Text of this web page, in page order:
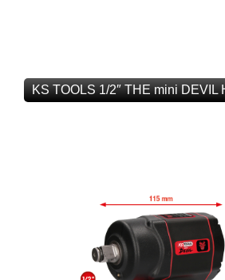
KS TOOLS 1/2″ THE mini DEVIL